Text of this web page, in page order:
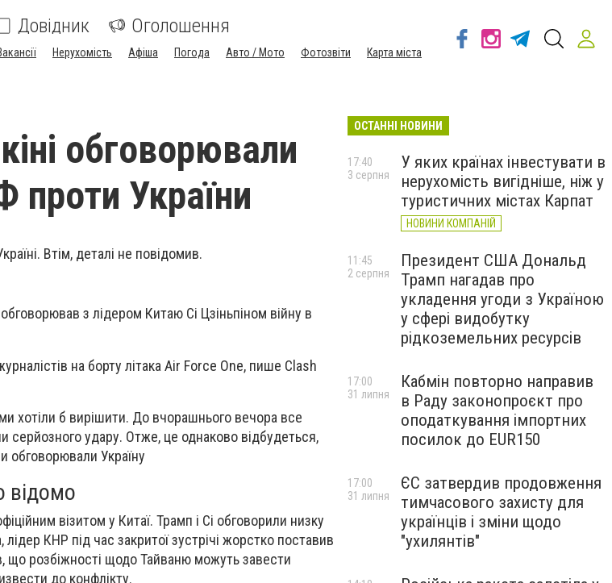
Довідник Оголошення
Нерухомість Афіша Погода Авто / Мото Фотозвіти Карта міста
обговорювали
проти України
Втім, деталі не повідомив.
з лідером Китаю Сі Цзіньпіном війну в
на борту літака Air Force One, пише Clash
хотіли б вирішити. До вчорашнього вечора все
серйозного удару. Отже, це однаково відбудеться,
обговорювали Україну
відомо
візитом у Китаї. Трамп і Сі обговорили низку
КНР під час закритої зустрічі жорстко поставив
що розбіжності щодо Тайваню можуть завести
до конфлікту.
ОСТАННІ НОВИНИ
У яких країнах інвестувати в
нерухомість вигідніше, ніж у
туристичних містах Карпат
НОВИНИ КОМПАНІЙ
17:40
3 серпня
Президент США Дональд
Трамп нагадав про
укладення угоди з Україною
у сфері видобутку
рідкоземельних ресурсів
11:45
2 серпня
Кабмін повторно направив
в Раду законопроєкт про
оподаткування імпортних
посилок до EUR150
17:00
31 липня
ЄС затвердив продовження
тимчасового захисту для
українців і зміни щодо
"ухилянтів"
17:00
31 липня